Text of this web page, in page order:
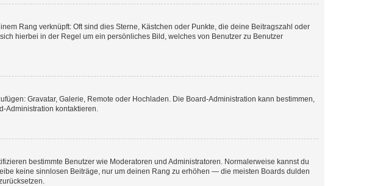
Rang verknüpft: Oft sind dies Sterne, Kästchen oder Punkte, die deine Beitragszahl oder
hierbei in der Regel um ein persönliches Bild, welches von Benutzer zu Benutzer
Gravatar, Galerie, Remote oder Hochladen. Die Board-Administration kann bestimmen,
Administration kontaktieren.
bestimmte Benutzer wie Moderatoren und Administratoren. Normalerweise kannst du
keine sinnlosen Beiträge, nur um deinen Rang zu erhöhen — die meisten Boards dulden